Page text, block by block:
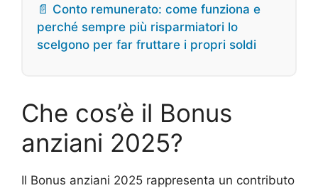
📄 Conto remunerato: come funziona e
perché sempre più risparmiatori lo
scelgono per far fruttare i propri soldi
Che cos’è il Bonus
anziani 2025?
Il Bonus anziani 2025 rappresenta un contributo